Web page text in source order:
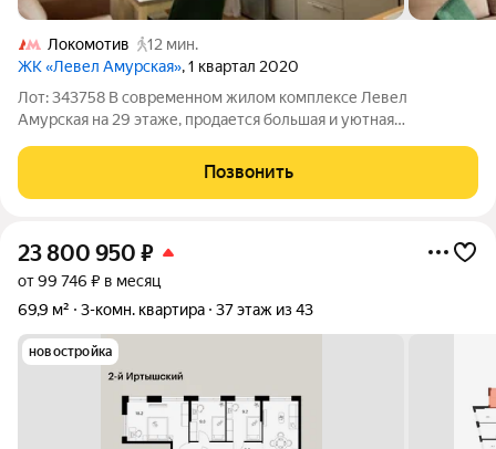
Локомотив
12 мин.
ЖК «Левел Амурская», 1 квартал 2020
Лот: 343758 В современном жилом комплексе Левел
Амурская на 29 этаже, продается большая и уютная
современном стиле с продуманной эргономикой: спокойная
цветовая палитра, натуральные фактуры и
Позвонить
23 800 950 ₽
от 99 746 ₽ в месяц
69,9 м²
3-комн. квартира 37 этаж из 43
новостройка